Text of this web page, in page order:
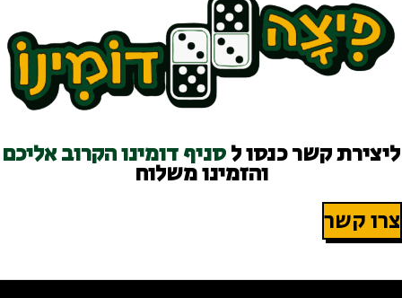
ליצירת קשר כנסו לסניף דומינו הקרוב אליכם
והזמינו משלוח
צרו קשר